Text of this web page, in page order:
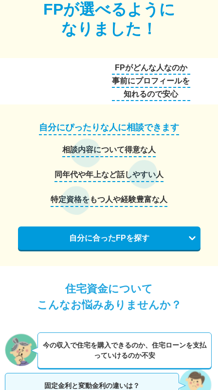
FPが選べるように
なりました！
FPがどんな人なのか
事前にプロフィールを
知れるので安心
自分にぴったりな人に相談できます
相談内容について得意な人
同年代や年上など話しやすい人
特定資格をもつ人や経験豊富な人
自分に合ったFPを探す
住宅資金について
こんなお悩みありませんか？
今の収入で住宅を購入できるのか、 住宅ローンを支払
っていけるのか不安
固定金利と変動金利の違いは？